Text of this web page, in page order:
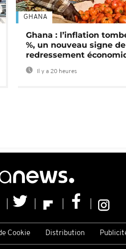
GHANA
Ghana : l’inflation
%, un nouveau signe de
redressement
Il y a 20 heures
Cookie Distribution